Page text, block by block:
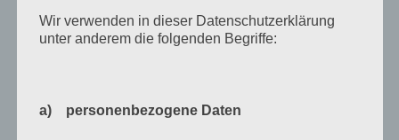
Juli 2013
April 2013
Wir verwenden in dieser Datenschutzerklärung
unter anderem die folgenden Begriffe:
a) personenbezogene Daten